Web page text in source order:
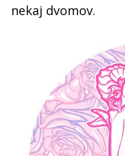
nekaj dvomov.